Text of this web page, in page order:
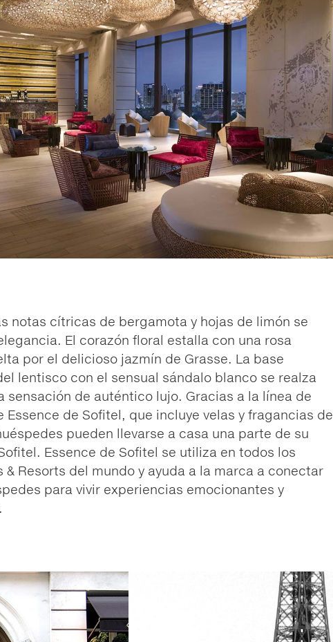
notas cítricas de bergamota y hojas de limón se
El corazón floral estalla con una rosa
por el delicioso jazmín de Grasse. La base
lentisco con el sensual sándalo blanco se realza
sensación de auténtico lujo. Gracias a la línea de
Essence de Sofitel, que incluye velas y fragancias de
pueden llevarse a casa una parte de su
Essence de Sofitel se utiliza en todos los
& Resorts del mundo y ayuda a la marca a conectar
para vivir experiencias emocionantes y